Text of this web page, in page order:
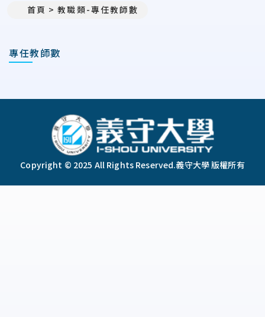
首頁 教職類-專任教師數
專任教師數
Copyright © 2025 All Rights Reserved.義守大學 版權所有